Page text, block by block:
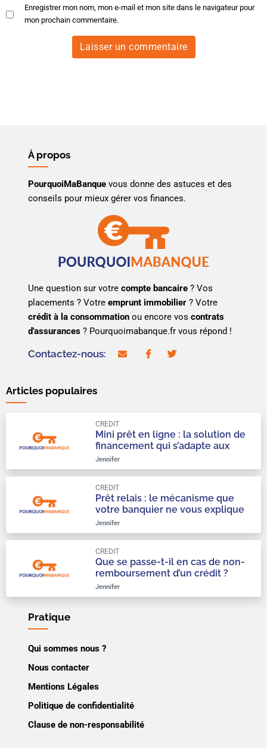
Enregistrer mon nom, mon e-mail et mon site dans le navigateur pour
mon prochain commentaire.
À propos
PourquoiMaBanque vous donne des astuces et des
conseils pour mieux gérer vos finances.
Une question sur votrecompte bancaire ? Vos
placements ? Votreemprunt immobilier ? Votre
crédit à la consommation ou encore voscontrats
d'assurances ? Pourquoimabanque.fr vous répond !
Contactez-nous: contact@pourquoimabanque.fr
facebooktwitter
Articles populaires
Mini prêt en ligne : la solution de
financement qui s’adapte aux
urgences du quotidien
CREDIT
Jennifer
Prêt relais : le mécanisme que
votre banquier ne vous explique
qu’à moitié
CREDIT
Jennifer
Que se passe-t-il en cas de non-
remboursement d’un crédit ?
CREDIT
Jennifer
Pratique
Qui sommes nous ?
Nous contacter
Mentions Légales
Politique de confidentialité
Clause de non-responsabilité